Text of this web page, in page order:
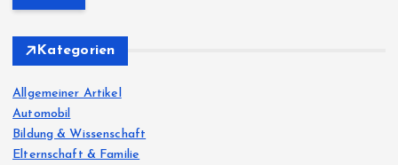
r
f
o
r
:
Kategorien
Allgemeiner Artikel
Automobil
Bildung & Wissenschaft
Elternschaft & Familie